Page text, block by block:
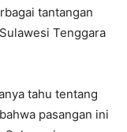
tantangan
Tenggara
tahu tentang
pasangan ini